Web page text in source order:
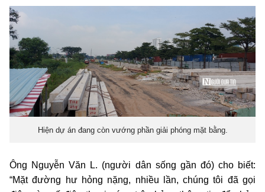
Hiện dự án đang còn vướng phần giải phóng mặt bằng.
Ông Nguyễn Văn L. (người dân sống gần đó) cho biết:
“Mặt đường hư hỏng nặng, nhiều lần, chúng tôi đã gọi